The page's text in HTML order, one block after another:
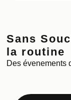
Sans
la routine
Des évenements